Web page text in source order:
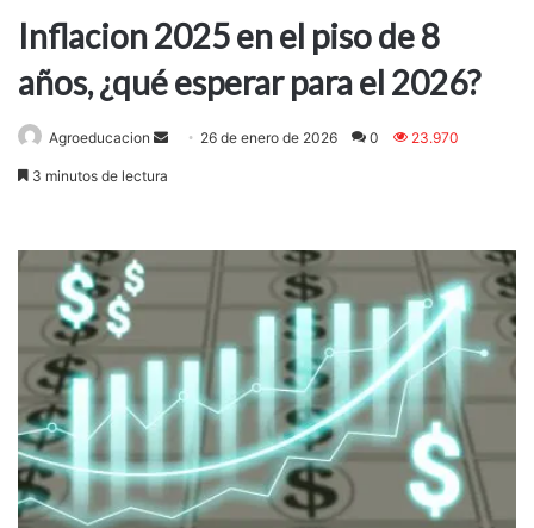
Inflacion 2025 en el piso de 8
años, ¿qué esperar para el 2026?
Agroeducacion
Send 26 de enero de 2026 0 23.970
3 minutos de lectura